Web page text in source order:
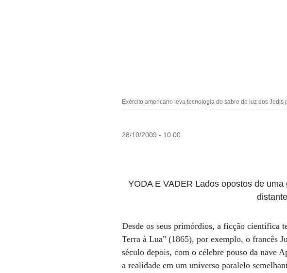
Exército americano leva tecnologia do sabre de luz dos
28/10/2009 - 10:00
YODA E VADER Lados opostos de
distante
Desde os seus primórdios, a ficção científica
Terra à Lua" (1865), por exemplo, o francês
século depois, com o célebre pouso da nave
a realidade em um universo paralelo